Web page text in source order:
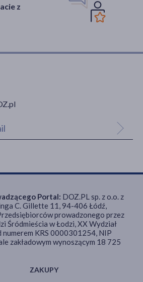
z
ZAKUPY
Portal: DOZ.PL sp. z o.o. z
C. Gillette 11, 94-406 Łódź,
prowadzonego przez
Śródmieścia w Łodzi, XX Wydział
numerem KRS 0000301254, NIP
zakładowym wynoszącym 18 725